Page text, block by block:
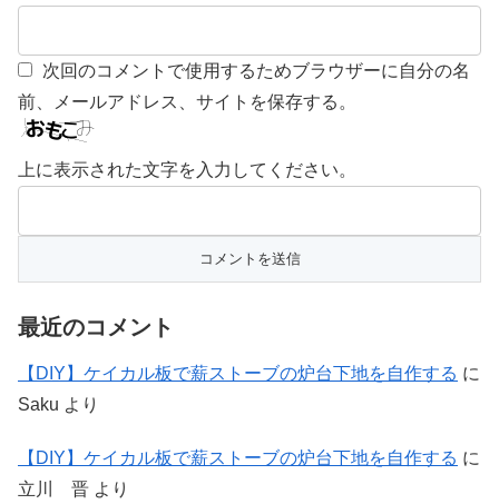
次回のコメントで使用するためブラウザーに自分の名
前、メールアドレス、サイトを保存する。
上に表示された文字を入力してください。
最近のコメント
【DIY】ケイカル板で薪ストーブの炉台下地を自作する に
Saku より
【DIY】ケイカル板で薪ストーブの炉台下地を自作する に
立川 晋 より